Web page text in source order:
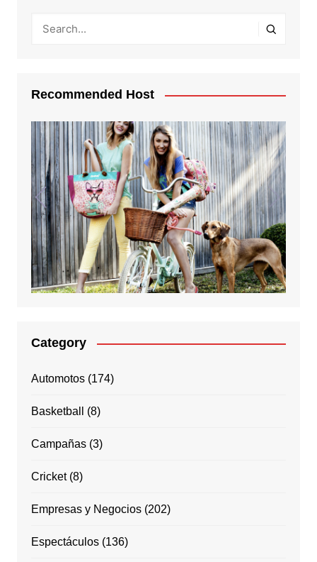
Recommended Host
Category
Automotos(174)
Basketball (8)
Campañas(3)
Cricket(8)
Empresas y Negocios(202)
Espectáculos(136)